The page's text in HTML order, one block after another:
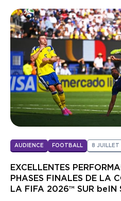
AUDIENCE FOOTBALL 8
EXCELLENTES
PHASES FINALES DE LA
LA FIFA 2026™ SUR beIN